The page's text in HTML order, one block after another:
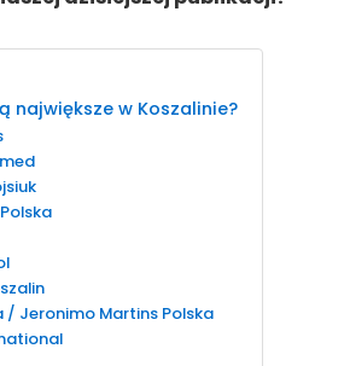
największe w Koszalinie?
/ Jeronimo Martins Polska